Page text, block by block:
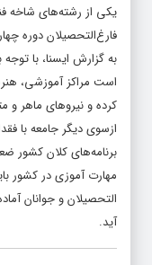
یکی از رشته‌های شاخه
فارغ‌التحصیلان دوره‌
به گزارش ایسنا، با
است مراکز آموزشی،
کرده و نیروهای ماهر و
ازسوی دیگر جامعه با
برنامه‌های کلان کشور
مهارت آموزی در کشور
التحصیلان و جوانان
آید.